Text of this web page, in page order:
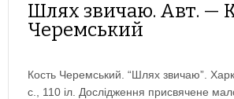
Шлях звичаю. Авт. —
Черемський
Кость Черемський. “Шлях звичаю”.
с., 110 іл. Дослідження присвячене